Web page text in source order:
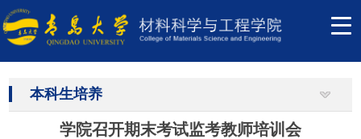
本科生培养
学院召开期末考试监考教师培训会